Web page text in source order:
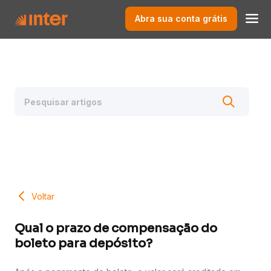
Abra sua conta grátis
Voltar
Qual o prazo de compensação do
boleto para depósito?